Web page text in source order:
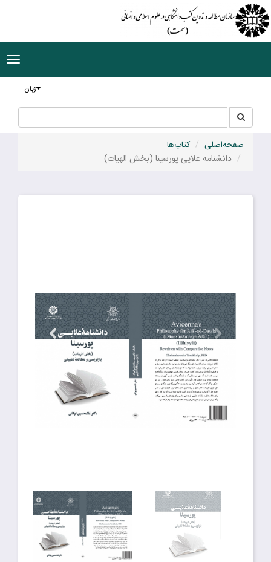
زبان
جستجو
در
سایت
صفحه‌اصلی
کتاب‌ها
دانشنامه علایی پورسینا (بخش الهیات)